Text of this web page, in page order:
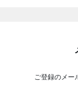
ご登録のメー